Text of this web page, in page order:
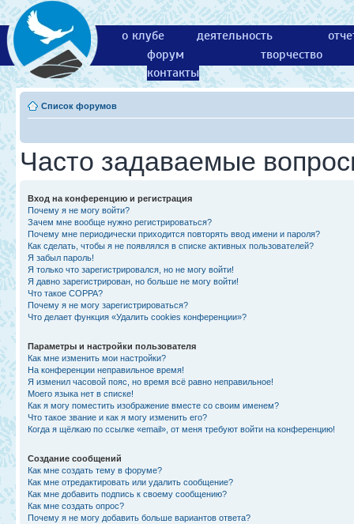
о клубе деятельность
форум
творчество
контакты
Список форумов
Часто задаваемые
Вход на конференцию и регистрация
Почему я не могу войти?
Зачем мне вообще нужно регистрироваться?
Почему мне периодически приходится повторять ввод имени и пароля?
Как сделать, чтобы я не появлялся в списке активных пользователей?
Я забыл пароль!
Я только что зарегистрировался, но не могу войти!
Я давно зарегистрирован, но больше не могу войти!
Что такое COPPA?
Почему я не могу зарегистрироваться?
Что делает функция «Удалить cookies конференции»?
Параметры и настройки пользователя
Как мне изменить мои настройки?
На конференции неправильное время!
Я изменил часовой пояс, но время всё равно неправильное!
Моего языка нет в списке!
Как я могу поместить изображение вместе со своим именем?
Что такое звание и как я могу изменить его?
Когда я щёлкаю по ссылке «email», от меня требуют войти на конференцию!
Создание сообщений
Как мне создать тему в форуме?
Как мне отредактировать или удалить сообщение?
Как мне добавить подпись к своему сообщению?
Как мне создать опрос?
Почему я не могу добавить больше вариантов ответа?